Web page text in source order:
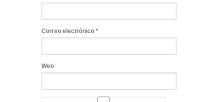
Correo electrónico *
Web